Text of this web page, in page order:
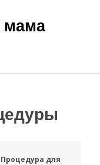
мама
Процедура для